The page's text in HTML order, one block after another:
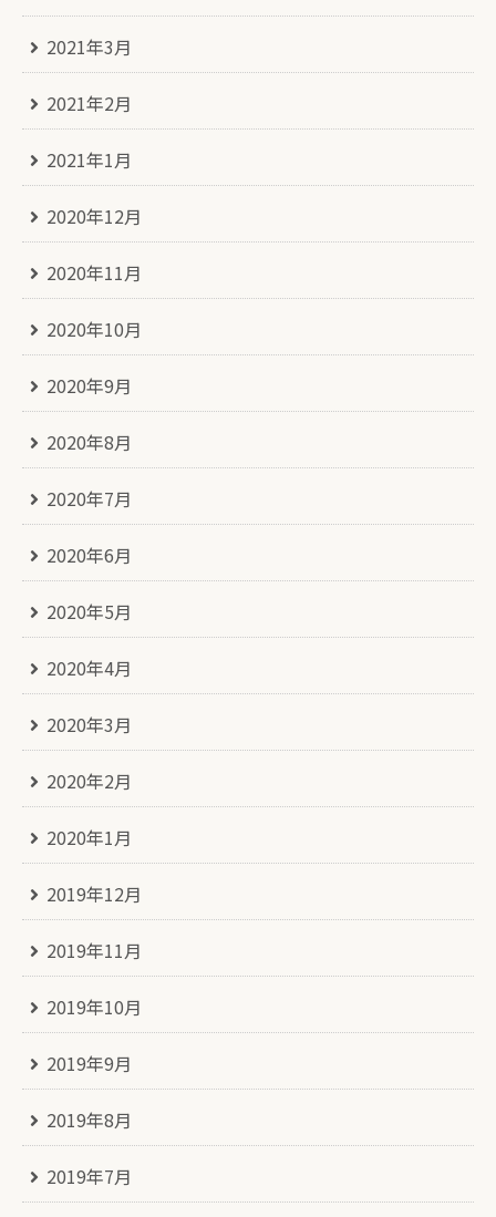
2021年3月
2021年2月
2021年1月
2020年12月
2020年11月
2020年10月
2020年9月
2020年8月
2020年7月
2020年6月
2020年5月
2020年4月
2020年3月
2020年2月
2020年1月
2019年12月
2019年11月
2019年10月
2019年9月
2019年8月
2019年7月